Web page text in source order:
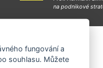
na podnikové
fungování a
souhlasu. Můžete